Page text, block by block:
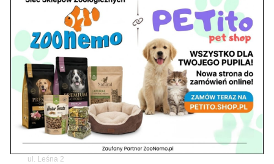
05-120 Legionowo
ul. Piłsudskiego 31,
pawilon 134
tel./fax. 22 784 71 96
Godziny pracy
pon. – piąt. 10.00 – 19.00
sob. 10.00 – 15.00
niedz. zamknięte
Adres
05-100 Nowy Dwór Mazowiecki
ul. Leśna 2